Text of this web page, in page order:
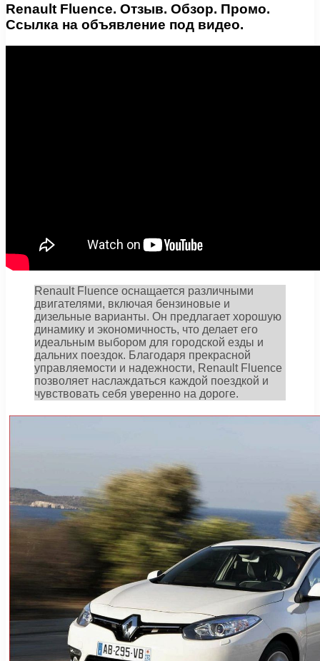
Renault Fluence. Отзыв. Обзор. Промо.
Ссылка на объявление под видео.
Renault Fluence оснащается различными
двигателями, включая бензиновые и
дизельные варианты. Он предлагает хорошую
динамику и экономичность, что делает его
идеальным выбором для городской езды и
дальних поездок. Благодаря прекрасной
управляемости и надежности, Renault Fluence
позволяет наслаждаться каждой поездкой и
чувствовать себя уверенно на дороге.